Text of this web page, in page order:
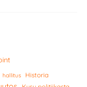
hallitus Historia